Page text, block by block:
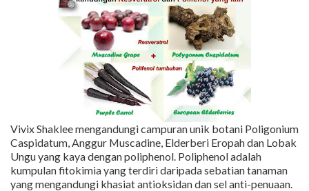
Vivix Shaklee mengandungi campuran unik botani Poligonium
Caspidatum, Anggur Muscadine, Elderberi Eropah dan Lobak
Ungu yang kaya dengan poliphenol. Poliphenol adalah
kumpulan fitokimia yang terdiri daripada sebatian tanaman
yang mengandungi khasiat antioksidan dan sel anti-penuaan.